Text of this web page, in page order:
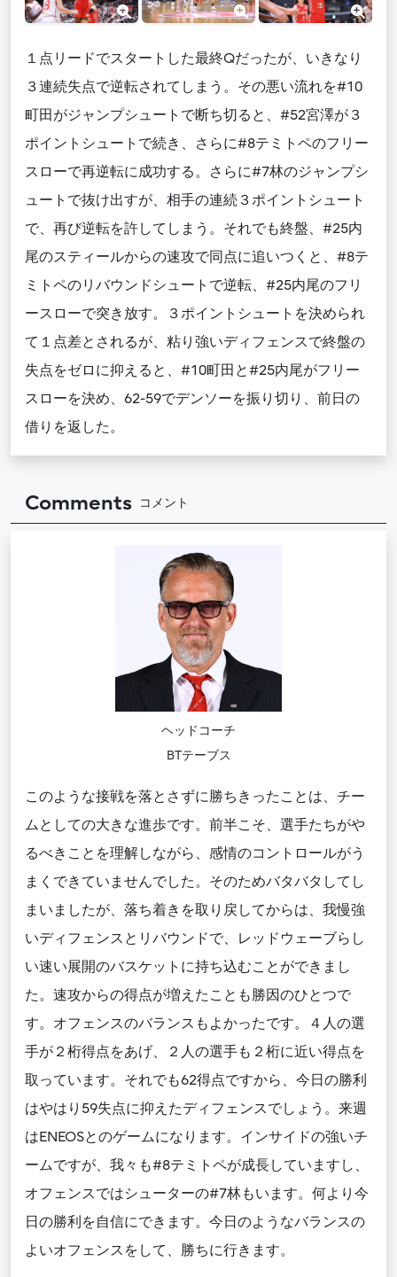
１点リードでスタートした最終Qだったが、いきなり
３連続失点で逆転されてしまう。その悪い流れを#10
町田がジャンプシュートで断ち切ると、#52宮澤が３
ポイントシュートで続き、さらに#8テミトペのフリー
スローで再逆転に成功する。さらに#7林のジャンプシ
ュートで抜け出すが、相手の連続３ポイントシュート
で、再び逆転を許してしまう。それでも終盤、#25内
尾のスティールからの速攻で同点に追いつくと、#8テ
ミトペのリバウンドシュートで逆転、#25内尾のフリ
ースローで突き放す。３ポイントシュートを決められ
て１点差とされるが、粘り強いディフェンスで終盤の
失点をゼロに抑えると、#10町田と#25内尾がフリー
スローを決め、62-59でデンソーを振り切り、前日の
借りを返した。
Comments コメント
ヘッドコーチ
BTテーブス
このような接戦を落とさずに勝ちきったことは、チー
ムとしての大きな進歩です。前半こそ、選手たちがや
るべきことを理解しながら、感情のコントロールがう
まくできていませんでした。そのためバタバタしてし
まいましたが、落ち着きを取り戻してからは、我慢強
いディフェンスとリバウンドで、レッドウェーブらし
い速い展開のバスケットに持ち込むことができまし
た。速攻からの得点が増えたことも勝因のひとつで
す。オフェンスのバランスもよかったです。４人の選
手が２桁得点をあげ、２人の選手も２桁に近い得点を
取っています。それでも62得点ですから、今日の勝利
はやはり59失点に抑えたディフェンスでしょう。来週
はENEOSとのゲームになります。インサイドの強いチ
ームですが、我々も#8テミトペが成長していますし、
オフェンスではシューターの#7林もいます。何より今
日の勝利を自信にできます。今日のようなバランスの
よいオフェンスをして、勝ちに行きます。